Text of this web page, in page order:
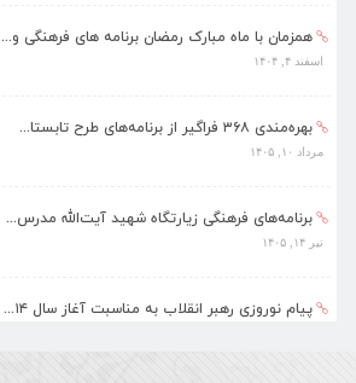
همزمان با ماه مبارک رمضان برنامه های فرهنگی و...
اسفند ۴, ۱۴۰۴
بهره‌مندی ۳۶۸ فراگیر از برنامه‌های طرح تابستا...
مرداد ۱۰, ۱۴۰۵
برنامه‌های فرهنگی زیارتگاه شهید آیت‌الله مدرس...
تیر ۱۴, ۱۴۰۵
پیام نوروزی رهبر انقلاب به مناسبت آغاز سال ۱۴...